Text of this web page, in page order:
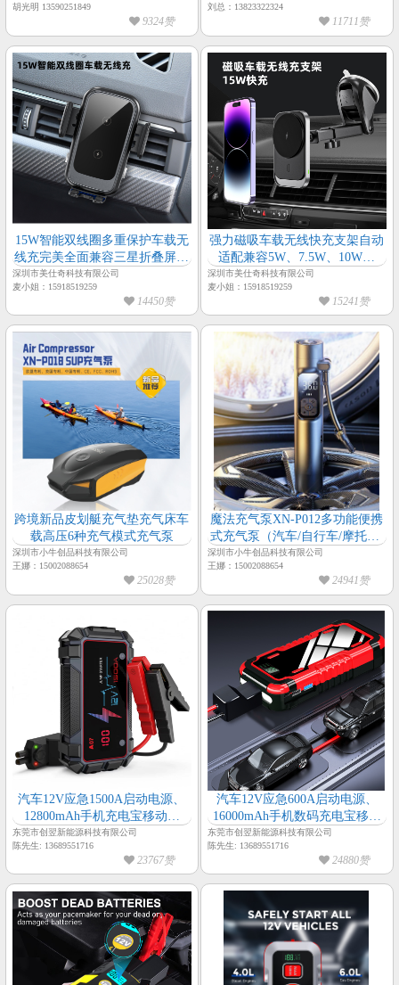
胡光明 13590251849
9324赞
刘总：13823322324
11711赞
15W智能双线圈多重保护车载无
线充完美全面兼容三星折叠屏手
机、各主流手机
深圳市美仕奇科技有限公司
麦小姐：15918519259
14450赞
强力磁吸车载无线快充支架自动
适配兼容5W、7.5W、10W、
15W车载无线充支架
深圳市美仕奇科技有限公司
麦小姐：15918519259
15241赞
跨境新品皮划艇充气垫充气床车
载高压6种充气模式充气泵
深圳市小牛创品科技有限公司
王娜：15002088654
25028赞
魔法充气泵XN-P012多功能便携
式充气泵（汽车/自行车/摩托车/
球）LED手电筒预设压力微型车
载充气泵
深圳市小牛创品科技有限公司
王娜：15002088654
24941赞
汽车12V应急1500A启动电源、
12800mAh手机充电宝移动电
源、户外照明多合一汽车应急启
动电源
东莞市创翌新能源科技有限公司
陈先生: 13689551716
23767赞
汽车12V应急600A启动电源、
16000mAh手机数码充电宝移动
电源、户外照明多合一柴汽双启
应急启动电源
东莞市创翌新能源科技有限公司
陈先生: 13689551716
24880赞